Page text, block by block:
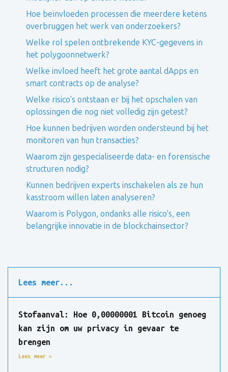
Hoe beïnvloeden processen die meerdere ketens
overbruggen het werk van onderzoekers?
Welke rol spelen ontbrekende KYC-gegevens in
het polygoonnetwerk?
Welke invloed heeft het grote aantal dApps en
smart contracts op de analyse?
Welke risico's ontstaan er bij het opschalen van
oplossingen die nog niet volledig zijn getest?
Hoe kunnen bedrijven worden ondersteund bij het
monitoren van hun transacties?
Waarom zijn gespecialiseerde data- en forensische
structuren nodig?
Kunnen bedrijven experts inschakelen als ze hun
kasstroom willen laten analyseren?
Waarom is Polygon, ondanks alle risico's, een
belangrijke innovatie in de blockchainsector?
Lees meer...
Stofaanval: Hoe 0,00000001 Bitcoin genoeg
kan zijn om uw privacy in gevaar te
brengen
Lees meer »